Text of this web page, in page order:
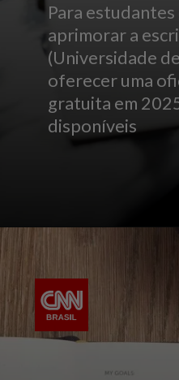
Para
aprimorar a
(Universidade
oferecer uma
gratuita em
disponíveis